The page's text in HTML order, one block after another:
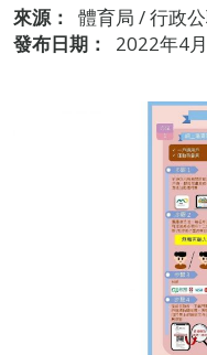
來源：
體育局 / 行政
發布日期：
2022年4